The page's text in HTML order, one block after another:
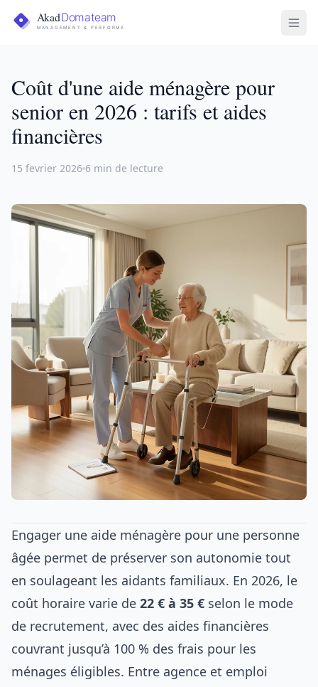
Coût d'une aide ménagère pour
senior en 2026 : tarifs et aides
financières
15 fevrier 2026 6 min de lecture
Engager une aide ménagère pour une personne
âgée permet de préserver son autonomie tout
en soulageant les aidants familiaux. En 2026, le
coût horaire varie de 22 € à 35 € selon le mode
de recrutement, avec des aides financières
couvrant jusqu’à 100 % des frais pour les
ménages éligibles. Entre agence et emploi